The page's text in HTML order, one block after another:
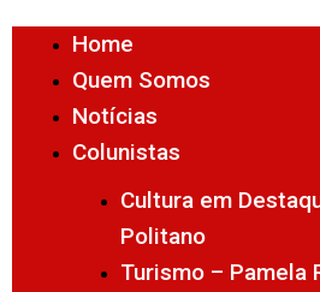
Home
Quem Somos
Notícias
Colunistas
Cultura em
Politano
Turismo – Pamela